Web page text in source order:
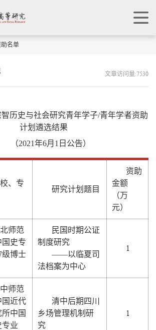
名单
文章访问量:7530
历史与社会研究青年学子/青年学者资助
计划遴选结果
（2021年6月1日公告）
、专
研究计划题目
资助
金额
（万
元）
师范
国史专
级博士
民国时期公证
制度研究
——以临夏司
法档案为中心
1
师范
国近代
中国
专业
清中后期四川
乡场管理机制研
究
1